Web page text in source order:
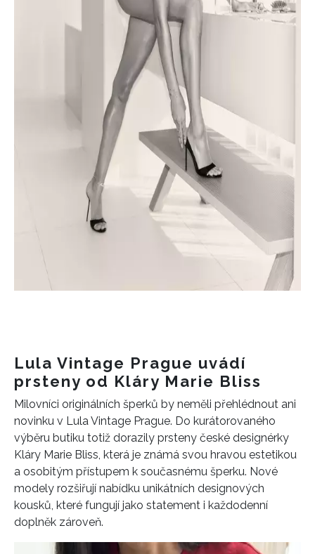
Lula Vintage Prague uvádí
prsteny od Kláry Marie Bliss
Milovníci originálních šperků by neměli přehlédnout ani
novinku v Lula Vintage Prague. Do kurátorovaného
výběru butiku totiž dorazily prsteny české designérky
Kláry Marie Bliss, která je známá svou hravou estetikou
a osobitým přístupem k současnému šperku. Nové
modely rozšiřují nabídku unikátních designových
kousků, které fungují jako statement i každodenní
doplněk zároveň.